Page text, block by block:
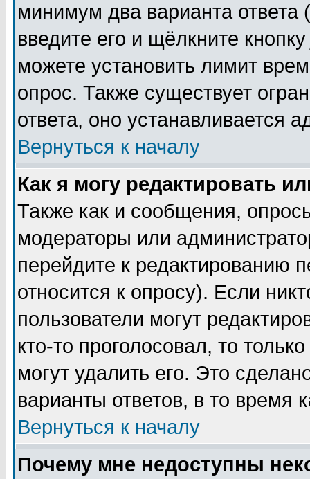
минимум два варианта ответа
введите его и щёлкните
можете установить лимит
опрос. Также существует
ответа, оно устанавливается
Вернуться к началу
Как я могу редактировать
Также как и сообщения,
модераторы или
перейдите к редактированию
относится к опросу). Если
пользователи могут
кто-то проголосовал, то
могут удалить его. Это
варианты ответов, в то время
Вернуться к началу
Почему мне недоступны